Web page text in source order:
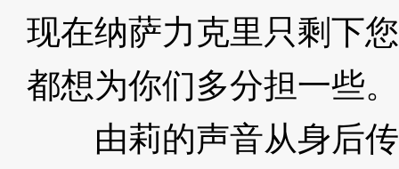
现在纳萨力克里只剩下
都想为你们多分担一些
由莉的声音从身后传